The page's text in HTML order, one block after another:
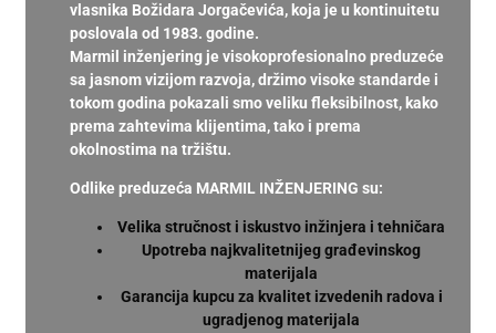
vlasnika Božidara Jorgačevića, koja je u kontinuitetu
poslovala od 1983. godine.
Marmil inženjering je visokoprofesionalno preduzeće
sa jasnom vizijom razvoja, držimo visoke standarde i
tokom godina pokazali smo veliku fleksibilnost, kako
prema zahtevima klijentima, tako i prema
okolnostima na tržištu.
Odlike preduzeća MARMIL INŽENJERING su:
Velika stručnost i iskustvo inžinjera i tehničara
Upotreba najkvalitetnijeg građevinskog
materijala
Garancija kupcu za kvalitet izvedenih radova i
ugradjenog materijala